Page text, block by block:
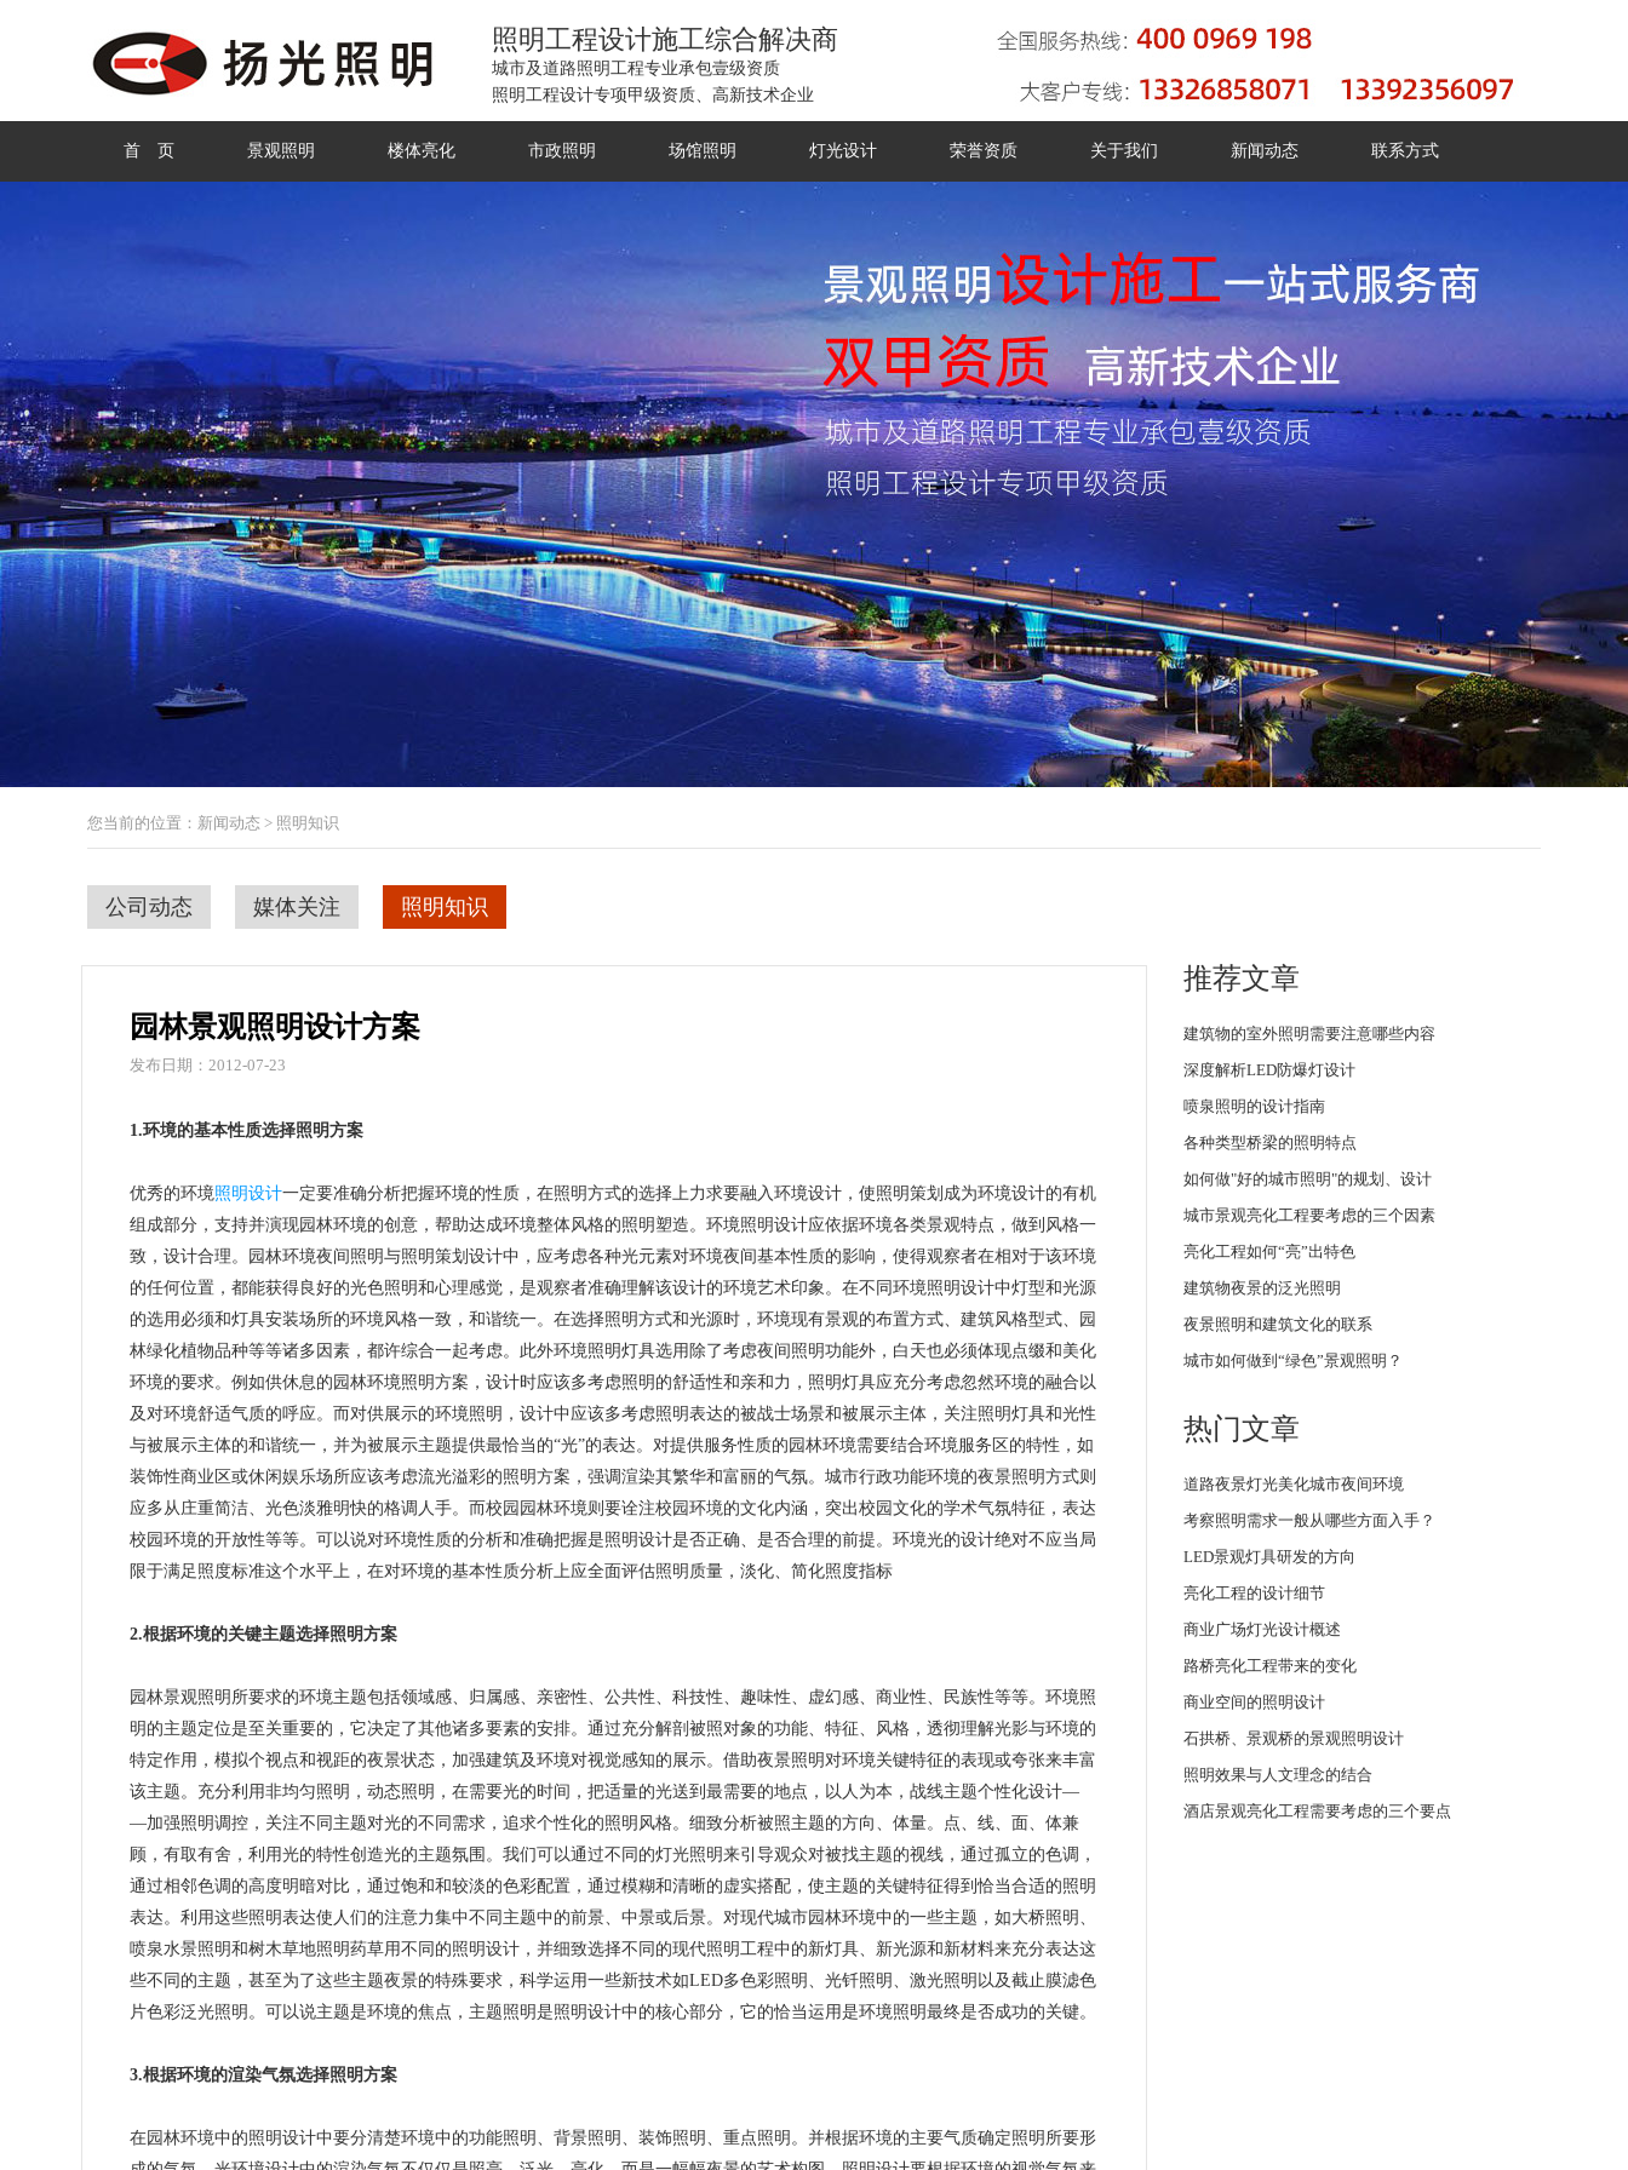
照明工程设计施工综合解决商
城市及道路照明工程专业承包壹级资质
照明工程设计专项甲级资质、高新技术企业
首 页 景观照明 楼体亮化 市政照明 场馆照明 灯光设计 荣誉资质 关于我们 新闻动态 联系方式
您当前的位置：新闻动态 > 照明知识
公司动态 媒体关注 照明知识
园林景观照明设计方案
发布日期：2012-07-23
1.环境的基本性质选择照明方案
优秀的环境照明设计一定要准确分析把握环境的性质，在照明方式的选择上力求要融入环境设计，使照明策划成为环境设计的有机
组成部分，支持并演现园林环境的创意，帮助达成环境整体风格的照明塑造。环境照明设计应依据环境各类景观特点，做到风格一
致，设计合理。园林环境夜间照明与照明策划设计中，应考虑各种光元素对环境夜间基本性质的影响，使得观察者在相对于该环境
的任何位置，都能获得良好的光色照明和心理感觉，是观察者准确理解该设计的环境艺术印象。在不同环境照明设计中灯型和光源
的选用必须和灯具安装场所的环境风格一致，和谐统一。在选择照明方式和光源时，环境现有景观的布置方式、建筑风格型式、园
林绿化植物品种等等诸多因素，都许综合一起考虑。此外环境照明灯具选用除了考虑夜间照明功能外，白天也必须体现点缀和美化
环境的要求。例如供休息的园林环境照明方案，设计时应该多考虑照明的舒适性和亲和力，照明灯具应充分考虑忽然环境的融合以
及对环境舒适气质的呼应。而对供展示的环境照明，设计中应该多考虑照明表达的被战士场景和被展示主体，关注照明灯具和光性
与被展示主体的和谐统一，并为被展示主题提供最恰当的“光”的表达。对提供服务性质的园林环境需要结合环境服务区的特性，如
装饰性商业区或休闲娱乐场所应该考虑流光溢彩的照明方案，强调渲染其繁华和富丽的气氛。城市行政功能环境的夜景照明方式则
应多从庄重简洁、光色淡雅明快的格调人手。而校园园林环境则要诠注校园环境的文化内涵，突出校园文化的学术气氛特征，表达
校园环境的开放性等等。可以说对环境性质的分析和准确把握是照明设计是否正确、是否合理的前提。环境光的设计绝对不应当局
限于满足照度标准这个水平上，在对环境的基本性质分析上应全面评估照明质量，淡化、简化照度指标
2.根据环境的关键主题选择照明方案
园林景观照明所要求的环境主题包括领域感、归属感、亲密性、公共性、科技性、趣味性、虚幻感、商业性、民族性等等。环境照
明的主题定位是至关重要的，它决定了其他诸多要素的安排。通过充分解剖被照对象的功能、特征、风格，透彻理解光影与环境的
特定作用，模拟个视点和视距的夜景状态，加强建筑及环境对视觉感知的展示。借助夜景照明对环境关键特征的表现或夸张来丰富
该主题。充分利用非均匀照明，动态照明，在需要光的时间，把适量的光送到最需要的地点，以人为本，战线主题个性化设计—
—加强照明调控，关注不同主题对光的不同需求，追求个性化的照明风格。细致分析被照主题的方向、体量。点、线、面、体兼
顾，有取有舍，利用光的特性创造光的主题氛围。我们可以通过不同的灯光照明来引导观众对被找主题的视线，通过孤立的色调，
通过相邻色调的高度明暗对比，通过饱和和较淡的色彩配置，通过模糊和清晰的虚实搭配，使主题的关键特征得到恰当合适的照明
表达。利用这些照明表达使人们的注意力集中不同主题中的前景、中景或后景。对现代城市园林环境中的一些主题，如大桥照明、
喷泉水景照明和树木草地照明药草用不同的照明设计，并细致选择不同的现代照明工程中的新灯具、新光源和新材料来充分表达这
些不同的主题，甚至为了这些主题夜景的特殊要求，科学运用一些新技术如LED多色彩照明、光钎照明、激光照明以及截止膜滤色
片色彩泛光照明。可以说主题是环境的焦点，主题照明是照明设计中的核心部分，它的恰当运用是环境照明最终是否成功的关键。
3.根据环境的渲染气氛选择照明方案
在园林环境中的照明设计中要分清楚环境中的功能照明、背景照明、装饰照明、重点照明。并根据环境的主要气质确定照明所要形
推荐文章
建筑物的室外照明需要注意哪些内容
深度解析LED防爆灯设计
喷泉照明的设计指南
各种类型桥梁的照明特点
如何做"好的城市照明"的规划、设计
城市景观亮化工程要考虑的三个因素
亮化工程如何“亮”出特色
建筑物夜景的泛光照明
夜景照明和建筑文化的联系
城市如何做到“绿色”景观照明？
热门文章
道路夜景灯光美化城市夜间环境
考察照明需求一般从哪些方面入手？
LED景观灯具研发的方向
亮化工程的设计细节
商业广场灯光设计概述
路桥亮化工程带来的变化
商业空间的照明设计
石拱桥、景观桥的景观照明设计
照明效果与人文理念的结合
酒店景观亮化工程需要考虑的三个要点